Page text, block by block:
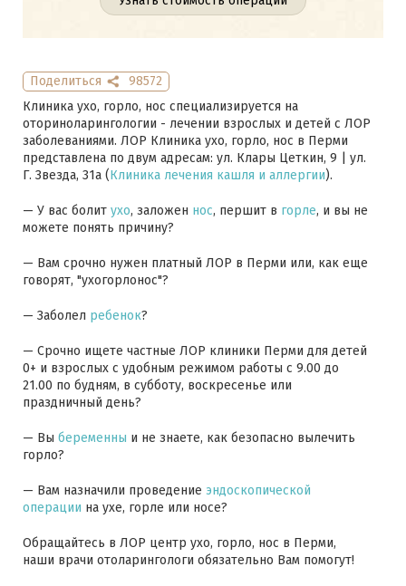
Поделиться
98572
Клиника ухо, горло, нос специализируется на
оториноларингологии - лечении взрослых и детей с ЛОР
заболеваниями. ЛОР Клиника ухо, горло, нос в Перми
представлена по двум адресам: ул. Клары Цеткин, 9 | ул.
Г. Звезда, 31а (Клиника лечения кашля и аллергии).
— У вас болит ухо, заложен нос, першит в горле, и вы не
можете понять причину?
— Вам срочно нужен платный ЛОР в Перми или, как еще
говорят, "ухогорлонос"?
— Заболел ребенок?
— Срочно ищете частные ЛОР клиники Перми для детей
0+ и взрослых с удобным режимом работы с 9.00 до
21.00 по будням, в субботу, воскресенье или
праздничный день?
— Вы беременны и не знаете, как безопасно вылечить
горло?
— Вам назначили проведение эндоскопической
операции на ухе, горле или носе?
Обращайтесь в ЛОР центр ухо, горло, нос в Перми,
наши врачи отоларингологи обязательно Вам помогут!